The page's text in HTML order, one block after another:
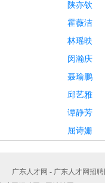
陕亦钦
霍薇洁
林瑶映
闵瀚庆
聂瑜鹏
邱艺雅
谭静芳
屈诗姗
广东人才网 - 广东人才网招聘